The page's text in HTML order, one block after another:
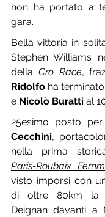
non ha portato a
gara.
Bella vittoria in
Stephen Williams
della Cro Race,
Ridolfo ha
e Nicolò Buratti al
25esimo posto
Cecchini,
Paris-Roubaix
visto imporsi con
di oltre 80km la
Deignan davanti a